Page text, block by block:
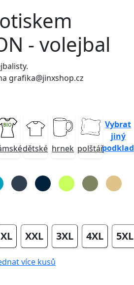
- volejbal
grafika@jinxshop.cz
dětské hrnek polštář
Vybrat
jiný
podklad
XL XXL 3XL 4XL 5XL
více kusů